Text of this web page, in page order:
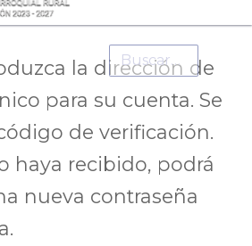
Buscar
la dirección de
para su cuenta. Se
de verificación.
haya recibido, podrá
nueva contraseña